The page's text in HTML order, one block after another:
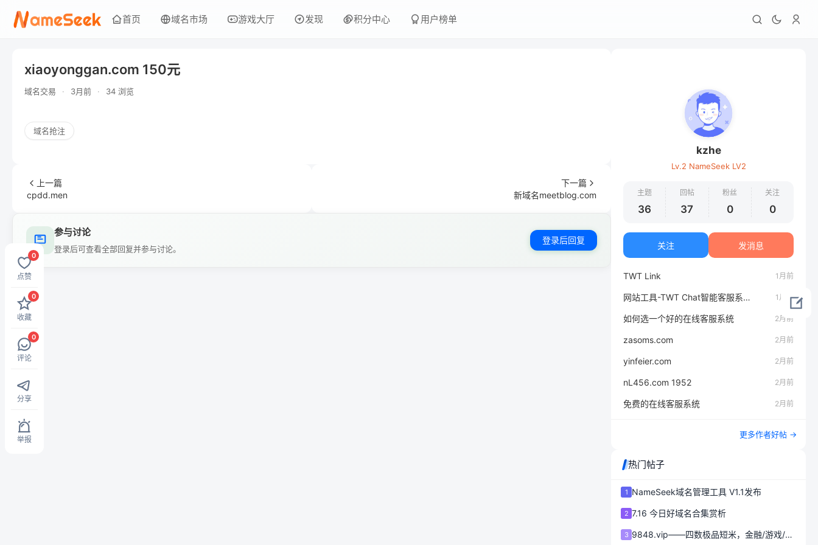
首页 域名市场 游戏大厅 发现 积分中心 用户榜单
0
点赞
0
收藏
0
评论
分享
举报
xiaoyonggan.com 150元
域名交易 · 3月前 · 34 浏览
域名抢注
上一篇
cpdd.men
下一篇
新域名meetblog.com
参与讨论
登录后可查看全部回复并参与讨论。
登录后回复
kzhe
Lv.2 NameSeek LV2
主题
36
回帖
37
粉丝
0
关注
0
关注 发消息
TWT Link 1月前
网站工具-TWT Chat智能客服系统 1月前
如何选一个好的在线客服系统 2月前
zasoms.com 2月前
yinfeier.com 2月前
nL456.com 1952 2月前
免费的在线客服系统 2月前
更多作者好帖 →
热门帖子
1 NameSeek域名管理工具 V1.1发布
2 7.16 今日好域名合集赏析
3 9848.vip——四数极品短米，金融/游戏/会员平台首选 ?